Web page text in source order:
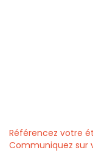
Référencez votre
Communiquez sur